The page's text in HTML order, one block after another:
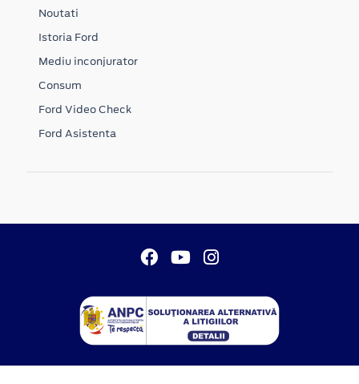
Noutati
Istoria Ford
Mediu inconjurator
Consum
Ford Video Check
Ford Asistenta